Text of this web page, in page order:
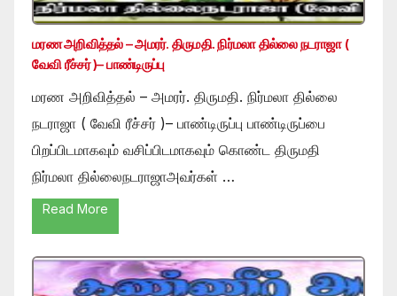
மரண அறிவித்தல் – அமரர். திருமதி. நிர்மலா தில்லை நடராஜா (
வேவி ரீச்சர் )– பாண்டிருப்பு
மரண அறிவித்தல் – அமரர். திருமதி. நிர்மலா தில்லை
நடராஜா ( வேவி ரீச்சர் )– பாண்டிருப்பு பாண்டிருப்பை
பிறப்பிடமாகவும் வசிப்பிடமாகவும் கொண்ட திருமதி
நிர்மலா தில்லைநடராஜாஅவர்கள் …
Read More